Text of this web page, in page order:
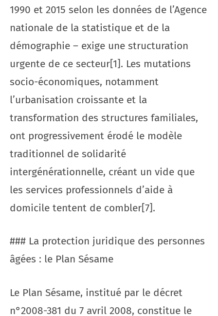
1990 et 2015 selon les données de l’Agence
nationale de la statistique et de la
démographie – exige une structuration
urgente de ce secteur[1]. Les mutations
socio-économiques, notamment
l’urbanisation croissante et la
transformation des structures familiales,
ont progressivement érodé le modèle
traditionnel de solidarité
intergénérationnelle, créant un vide que
les services professionnels d’aide à
domicile tentent de combler[7].
### La protection juridique des personnes
âgées : le Plan Sésame
Le Plan Sésame, institué par le décret
n°2008-381 du 7 avril 2008, constitue le